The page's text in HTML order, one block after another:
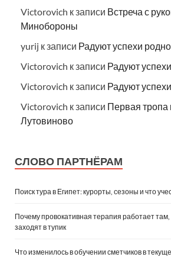
Victorovich к записи Встреча с
Минобороны
yurij к записи Радуют успехи
Victorovich к записи Радуют
Victorovich к записи Радуют
Victorovich к записи Первая тропа
Лутовиново
СЛОВО ПАРТНЁРАМ
Поиск тура в Египет: курорты, сезоны и что
Почему провокативная терапия работает
заходят в тупик
Что изменилось в обучении сметчиков в